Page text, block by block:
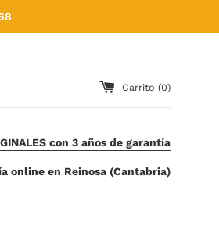
Carrito (0)
con 3 años de garantía
online en Reinosa (Cantabria)